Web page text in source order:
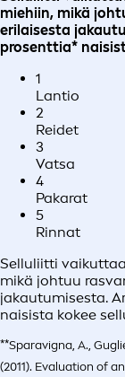
miehiin, mikä
erilaisesta
prosenttia*
1
Lantio
2
Reidet
3
Vatsa
4
Pakarat
5
Rinnat
Selluliitti
mikä johtuu
jakautumisesta.
naisista kokee
**Sparavigna, A.,
(2011). Evaluation of